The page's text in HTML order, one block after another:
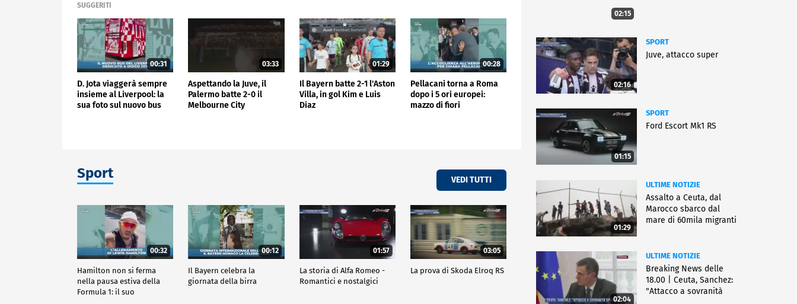
SUGGERITI
00:31
D. Jota viaggerà sempre
insieme al Liverpool: la
sua foto sul nuovo bus
03:33
Aspettando la Juve, il
Palermo batte 2-0 il
Melbourne City
01:29
Il Bayern batte 2-1 l'Aston
Villa, in gol Kim e Luis
Diaz
00:28
Pellacani torna a Roma
dopo i 5 ori europei:
mazzo di fiori
Sport VEDI TUTTI
00:32
Hamilton non si ferma
nella pausa estiva della
Formula 1: il suo
00:12
Il Bayern celebra la
giornata della birra
01:57
La storia di Alfa Romeo -
Romantici e nostalgici
03:05
La prova di Skoda Elroq RS
02:15
02:16
SPORT
Juve, attacco super
01:15
SPORT
Ford Escort Mk1 RS
01:29
ULTIME NOTIZIE
Assalto a Ceuta, dal
Marocco sbarco dal
mare di 60mila migranti
02:04
ULTIME NOTIZIE
Breaking News delle
18.00 | Ceuta, Sanchez:
"Attacco a sovranità